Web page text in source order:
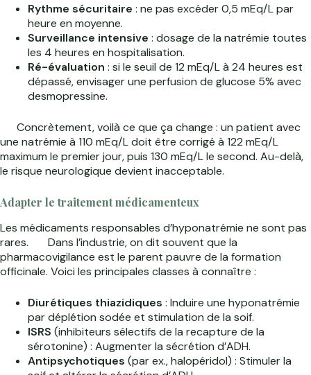
Rythme sécuritaire : ne pas excéder 0,5 mEq/L par
heure en moyenne.
Surveillance intensive : dosage de la natrémie toutes
les 4 heures en hospitalisation.
Ré-évaluation : si le seuil de 12 mEq/L à 24 heures est
dépassé, envisager une perfusion de glucose 5% avec
desmopressine.
Concrètement, voilà ce que ça change : un patient avec
une natrémie à 110 mEq/L doit être corrigé à 122 mEq/L
maximum le premier jour, puis 130 mEq/L le second. Au-delà,
le risque neurologique devient inacceptable.
Adapter le traitement médicamenteux
Les médicaments responsables d’hyponatrémie ne sont pas
rares.
Dans l’industrie, on dit souvent que la
pharmacovigilance est le parent pauvre de la formation
officinale. Voici les principales classes à connaître :
Diurétiques thiazidiques : Induire une hyponatrémie
par déplétion sodée et stimulation de la soif.
ISRS (inhibiteurs sélectifs de la recapture de la
sérotonine) : Augmenter la sécrétion d’ADH.
Antipsychotiques (par ex., halopéridol) : Stimuler la